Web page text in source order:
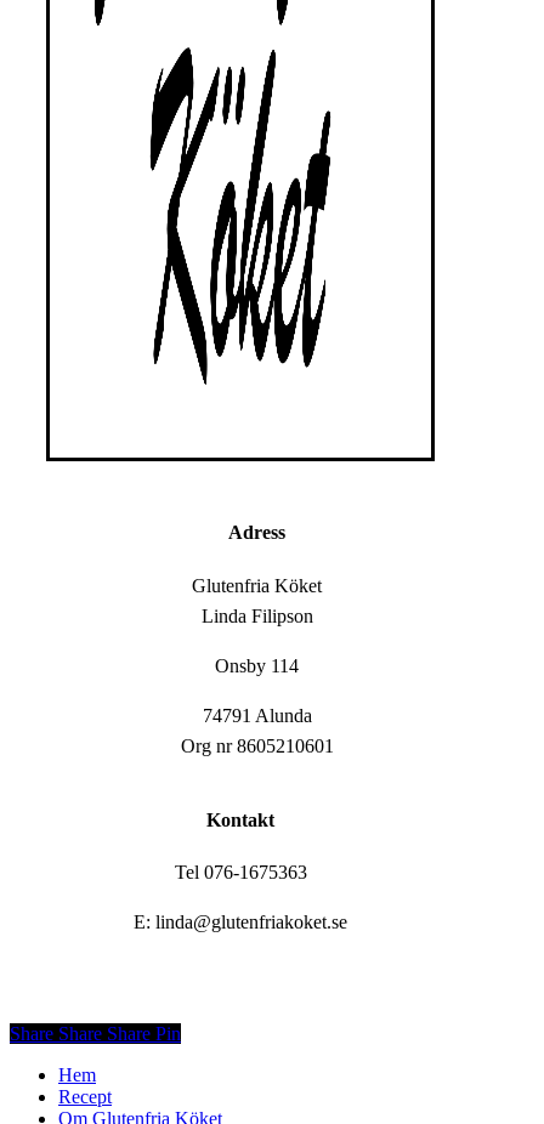
Adress
Glutenfria Köket
Linda Filipson
Onsby 114
74791 Alunda
Org nr 8605210601
Kontakt
Tel 076-1675363
E: linda@glutenfriakoket.se
Share
Share Share Share Pin
Close
Menu
Hem
Recept
Om Glutenfria Köket